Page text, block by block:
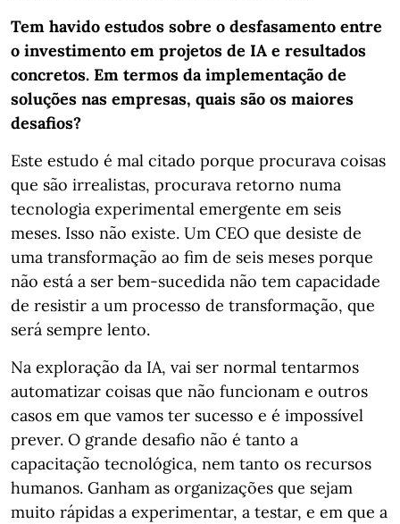
Tem havido estudos sobre o desfasamento entre
o investimento em projetos de IA e resultados
concretos. Em termos da implementação de
soluções nas empresas, quais são os maiores
desafios?
Este estudo é mal citado porque procurava coisas
que são irrealistas, procurava retorno numa
tecnologia experimental emergente em seis
meses. Isso não existe. Um CEO que desiste de
uma transformação ao fim de seis meses porque
não está a ser bem-sucedida não tem capacidade
de resistir a um processo de transformação, que
será sempre lento.
Na exploração da IA, vai ser normal tentarmos
automatizar coisas que não funcionam e outros
casos em que vamos ter sucesso e é impossível
prever. O grande desafio não é tanto a
capacitação tecnológica, nem tanto os recursos
humanos. Ganham as organizações que sejam
muito rápidas a experimentar, a testar, e em que a